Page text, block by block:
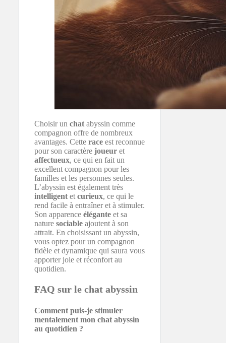
Choisir un chat abyssin comme
compagnon offre de nombreux
avantages. Cette race est reconnue
pour son caractère joueur et
affectueux, ce qui en fait un
excellent compagnon pour les
familles et les personnes seules.
L’abyssin est également très
intelligent et curieux, ce qui le
rend facile à entraîner et à stimuler.
Son apparence élégante et sa
nature sociable ajoutent à son
attrait. En choisissant un abyssin,
vous optez pour un compagnon
fidèle et dynamique qui saura vous
apporter joie et réconfort au
quotidien.
FAQ sur le chat abyssin
Comment puis-je stimuler
mentalement mon chat abyssin
au quotidien ?